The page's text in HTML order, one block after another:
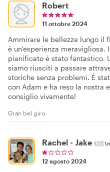
Robert
11 ottobre 2024
Ammirare le bellezze lungo il
è un'esperienza meravigliosa.
pianificato è stato fantastico.
siamo riusciti a passare
storiche senza problemi. È
con Adam e ha reso la nostra
consiglio vivamente!
Gran bel giro
Rachel - Jake 🇺🇸
12 agosto 2024